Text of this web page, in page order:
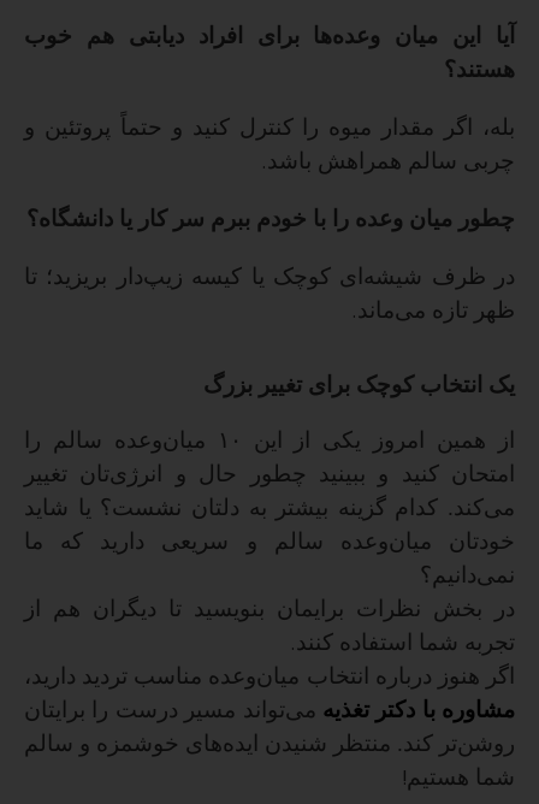
آیا این میان وعده‌ها برای افراد دیابتی هم خوب
هستند؟
بله، اگر مقدار میوه را کنترل کنید و حتماً پروتئین و
چربی سالم همراهش باشد .
چطور میان وعده را با خودم ببرم سر کار یا دانشگاه؟
در ظرف شیشه‌ای کوچک یا کیسه زیپ‌دار بریزید؛ تا
ظهر تازه می‌ماند .
یک انتخاب کوچک برای تغییر بزرگ
از همین امروز یکی از این ۱۰
میان‌وعده سالم را
امتحان کنید و ببینید چطور حال و انرژی‌تان تغییر
می‌کند. کدام گزینه بیشتر به دلتان نشست؟ یا شاید
خودتان میان‌وعده سالم و سریعی دارید که ما
نمی‌دانیم؟
در بخش نظرات برایمان بنویسید تا دیگران هم از
تجربه شما استفاده کنند .
اگر هنوز درباره انتخاب میان‌وعده مناسب تردید دارید،
مشاوره با دکتر تغذیه می‌تواند مسیر درست را برایتان
روشن‌تر کند. منتظر شنیدن ایده‌های خوشمزه و سالم
شما هستیم !